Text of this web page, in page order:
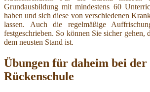
Grundausbildung mit mindestens 60
haben und sich diese von verschiedenen
lassen. Auch die regelmäßige
festgeschrieben. So können Sie sicher gehen,
dem neusten Stand ist.
Übungen für daheim bei der
Rückenschule